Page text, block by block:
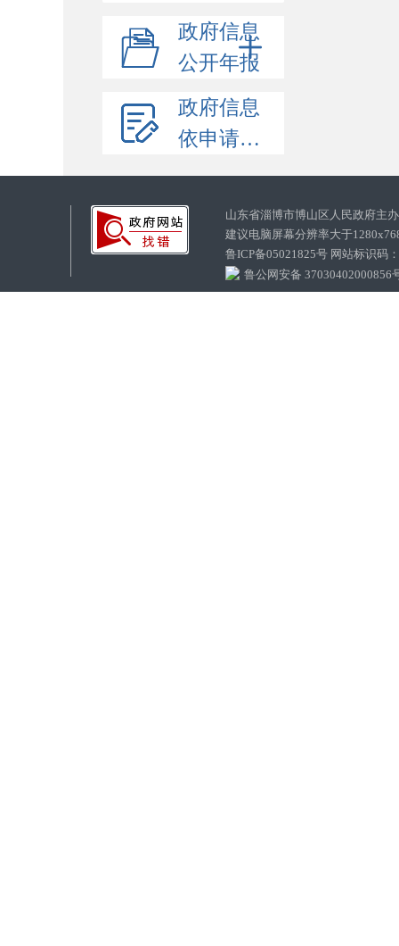
政府信息
公开年报
政府信息
依申请公开
山东省淄博市博山区人民政府
建议电脑屏幕分辨率大于
鲁ICP备05021825号 网站标识码
鲁公网安备 37030402000856